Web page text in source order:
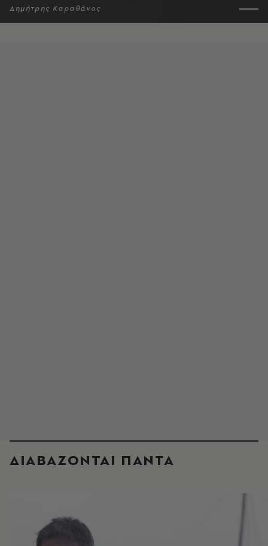
Δημήτρης Καραθάνος
ΔΙΑΒΑΖΟΝΤΑΙ ΠΑΝΤΑ